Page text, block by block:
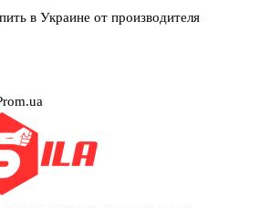
в Украине от производителя